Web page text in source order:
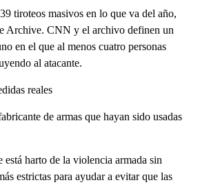
tiroteos masivos en lo que va del año,
Archive. CNN y el archivo definen un
en el que al menos cuatro personas
al atacante.
reales
de armas que hayan sido usadas
está harto de la violencia armada sin
estrictas para ayudar a evitar que las